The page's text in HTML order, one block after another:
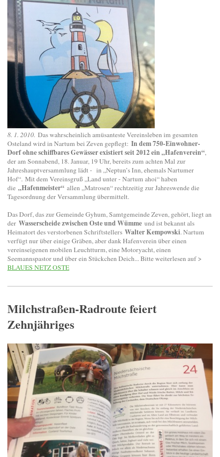
8. 1. 2010. Das wahrscheinlich amüsanteste Vereinsleben im gesamten
Osteland wird in Nartum bei Zeven gepflegt: In dem 750-Einwohner-
Dorf ohne schiffbares Gewässer existiert seit 2012 ein „Hafenverein“,
der am Sonnabend, 18. Januar, 19 Uhr, bereits zum achten Mal zur
Jahreshauptversammlung lädt - in „Neptun’s Inn, ehemals Nartumer
Hof“. Mit dem Vereinsgruß „Land unter - Nartum ahoi“ haben
die „Hafenmeister“ allen „Matrosen“ rechtzeitig zur Jahreswende die
Tagesordnung der Versammlung übermittelt.
Das Dorf, das zur Gemeinde Gyhum, Samtgemeinde Zeven, gehört, liegt an
der Wasserscheide zwischen Oste und Wümme und ist bekannt als
Heimatort des verstorbenen Schriftstellers Walter Kempowski. Nartum
verfügt nur über einige Gräben, aber dank Hafenverein über einen
vereinseigenen mobilen Leuchtturm, eine Motoryacht, einen
Seemannspastor und über ein Stückchen Deich... Bitte weiterlesen auf >
BLAUES NETZ OSTE
Milchstraßen-Radroute feiert
Zehnjähriges